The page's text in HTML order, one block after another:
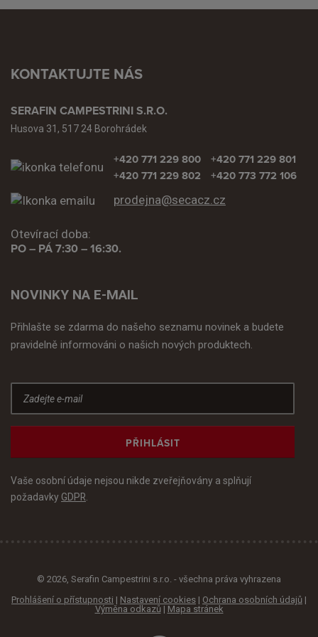
KONTAKTUJTE NÁS
SERAFIN CAMPESTRINI S.R.O.
Husova 31, 517 24 Borohrádek
+420 771 229 800
+420 771 229 802
+420 771 229 801
+420 773 772 106
prodejna@secacz.cz
Otevírací doba:
PO – PÁ 7:30 – 16:30.
NOVINKY NA E-MAIL
Přihlašte se zdarma do našeho seznamu novinek a budete
pravidelně informováni o našich nových produktech.
PŘIHLÁSIT
Vaše osobní údaje nejsou nikde zveřejňovány a splňují
požadavky GDPR
© 2026, Serafin Campestrini s.r.o. - všechna práva vyhrazena
Prohlášení o přístupnosti | Nastavení cookies | Ochrana osobních údajů |
Výměna odkazů | Mapa stránek